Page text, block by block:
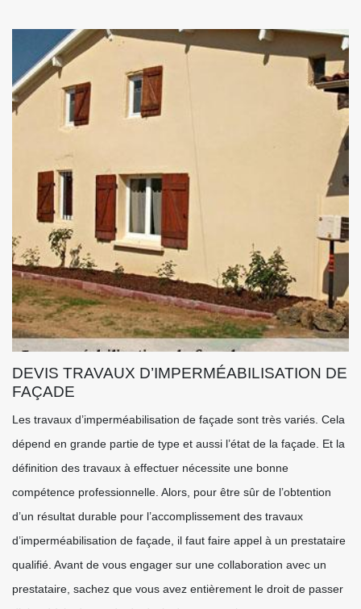
DEVIS TRAVAUX D’IMPERMÉABILISATION DE
FAÇADE
Les travaux d’imperméabilisation de façade sont très variés. Cela
dépend en grande partie de type et aussi l’état de la façade. Et la
définition des travaux à effectuer nécessite une bonne
compétence professionnelle. Alors, pour être sûr de l’obtention
d’un résultat durable pour l’accomplissement des travaux
d’imperméabilisation de façade, il faut faire appel à un prestataire
qualifié. Avant de vous engager sur une collaboration avec un
prestataire, sachez que vous avez entièrement le droit de passer